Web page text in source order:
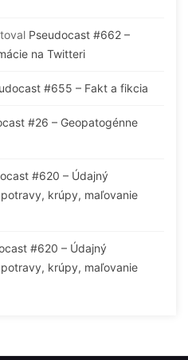
Pseudocast #662 –
na Twitteri
#655 – Fakt a fikcia
#26 – Geopatogénne
#620 – Údajný
krúpy, maľovanie
#620 – Údajný
krúpy, maľovanie